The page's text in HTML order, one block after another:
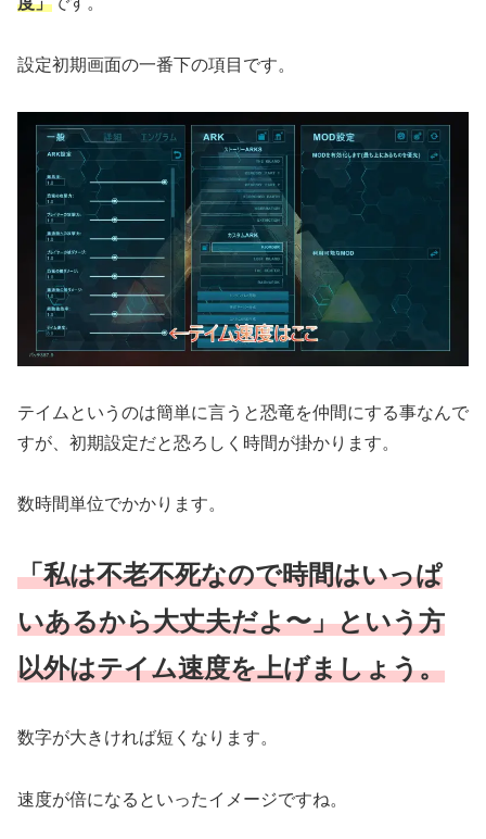
設定初期画面の一番下の項目です。
テイムというのは簡単に言うと恐竜を仲間にする事なんで
すが、初期設定だと恐ろしく時間が掛かります。
数時間単位でかかります。
「私は不老不死なので時間はいっぱ
いあるから大丈夫だよ〜」という方
以外はテイム速度を上げましょう。
数字が大きければ短くなります。
速度が倍になるといったイメージですね。